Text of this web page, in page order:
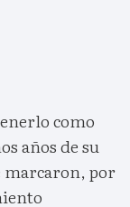
como
años de su
marcaron, por